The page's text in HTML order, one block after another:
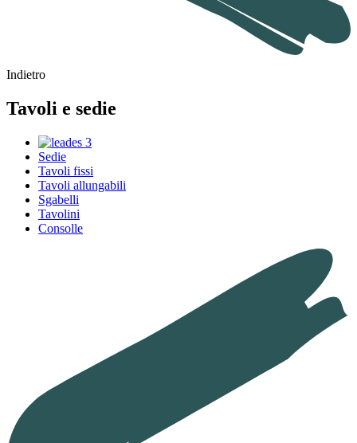
Indietro
Tavoli e sedie
Sedie
Tavoli fissi
Tavoli allungabili
Sgabelli
Tavolini
Consolle